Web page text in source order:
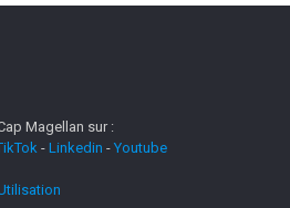
Magellan sur :
- Linkedin - Youtube